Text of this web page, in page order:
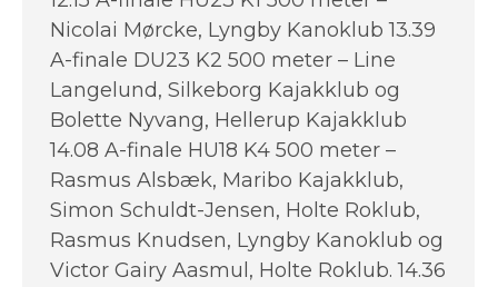
Nicolai Mørcke, Lyngby Kanoklub 13.39
A-finale DU23 K2 500 meter – Line
Langelund, Silkeborg Kajakklub og
Bolette Nyvang, Hellerup Kajakklub
14.08 A-finale HU18 K4 500 meter –
Rasmus Alsbæk, Maribo Kajakklub,
Simon Schuldt-Jensen, Holte Roklub,
Rasmus Knudsen, Lyngby Kanoklub og
Victor Gairy Aasmul, Holte Roklub. 14.36